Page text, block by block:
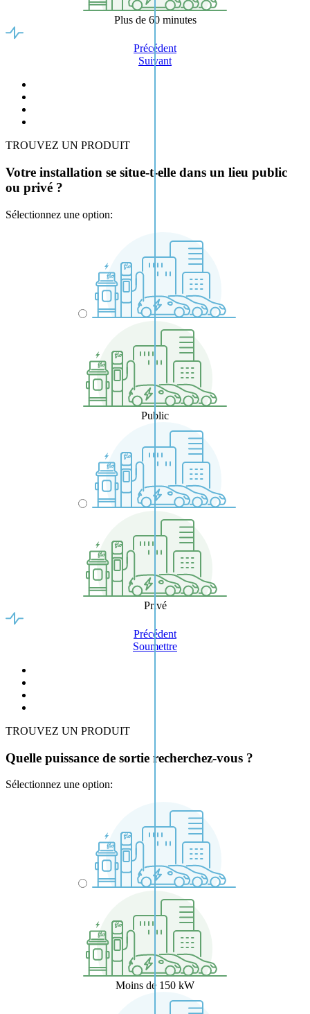
Plus de 60 minutes
Précédent
Suivant
TROUVEZ UN PRODUIT
Votre installation se situe-t-elle dans un lieu public
ou privé ?
Sélectionnez une option:
Public
Privé
Précédent
Soumettre
TROUVEZ UN PRODUIT
Quelle puissance de sortie recherchez-vous ?
Sélectionnez une option:
Moins de 150 kW